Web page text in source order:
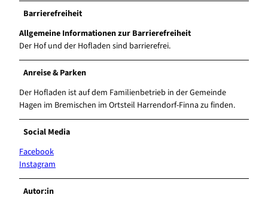
Barrierefreiheit
Allgemeine Informationen zur Barrierefreiheit
Der Hof und der Hofladen sind barrierefrei.
Anreise & Parken
Der Hofladen ist auf dem Familienbetrieb in der Gemeinde
Hagen im Bremischen im Ortsteil Harrendorf-Finna zu finden.
Social Media
Facebook
Instagram
Autor:in